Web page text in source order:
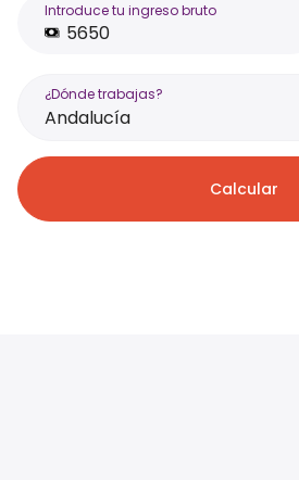
Introduce tu ingreso bruto
¿Dónde trabajas?
Andalucía
Calcular